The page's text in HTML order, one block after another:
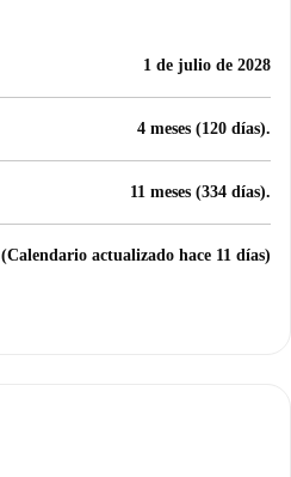
1 de julio de 2028
4 meses (120 días).
11 meses (334 días).
(Calendario actualizado hace 11 días)